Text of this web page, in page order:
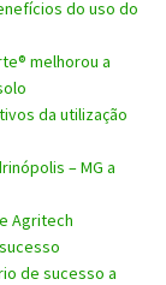
do uso do
melhorou a
da utilização
– MG a
Agritech
de sucesso a